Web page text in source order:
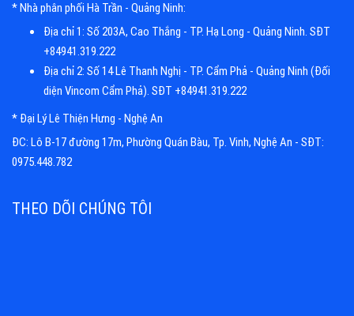
* Nhà phân phối Hà Trần - Quảng Ninh:
Địa chỉ 1: Số 203A, Cao Thắng - TP. Hạ Long - Quảng Ninh. SĐT
+84941.319.222
Địa chỉ 2: Số 14 Lê Thanh Nghị - TP. Cẩm Phả - Quảng Ninh (Đối
diện Vincom Cẩm Phả). SĐT +84941.319.222
* Đại Lý Lê Thiện Hưng - Nghệ An
ĐC: Lô B-17 đường 17m, Phường Quán Bàu, Tp. Vinh, Nghệ An - SĐT:
0975.448.782
THEO DÕI CHÚNG TÔI